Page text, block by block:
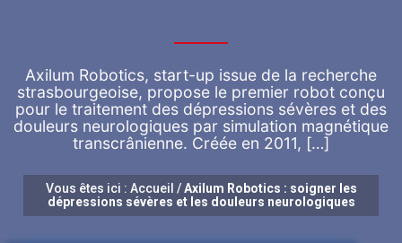
Axilum Robotics, start-up issue de la recherche
strasbourgeoise, propose le premier robot conçu
pour le traitement des dépressions sévères et des
douleurs neurologiques par simulation magnétique
transcrânienne. Créée en 2011, […]
Vous êtes ici : Accueil /Axilum Robotics : soigner les
dépressions sévères et les douleurs neurologiques